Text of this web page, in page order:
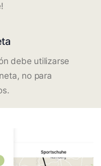
debe utilizarse
no para